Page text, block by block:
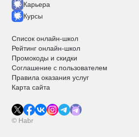
Карьера
Курсы
Список онлайн-школ
Рейтинг онлайн-школ
Промокоды и скидки
Соглашение с пользователем
Правила оказания услуг
Карта сайта
© Habr